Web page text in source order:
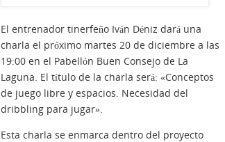
El entrenador tinerfeño Iván Déniz dará una
charla el próximo martes 20 de diciembre a las
19:00 en el Pabellón Buen Consejo de La
Laguna. El título de la charla será: «Conceptos
de juego libre y espacios. Necesidad del
dribbling para jugar».
Esta charla se enmarca dentro del proyecto